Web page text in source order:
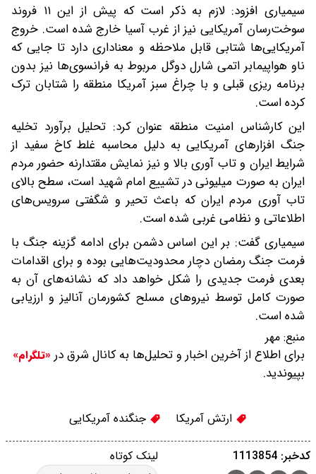
سیمیاری افزود: لازم به ذکر است که پیش از این ۱۱ فروند
سوخت‌رسان آمریکایی نیز از غرب آسیا خارج شده است. خروج
آمریکایی‌ها شتابی قابل ملاحظه و معناداری دارد تا جایی که
ناو هواپیمابر اتمی شارل دوگل مربوط به فرانسوی‌ها نیز بدون
برنامه ریزی قبلی و با چراغ سبز آمریکا منطقه را شتابان ترک
کرده است.
این کارشناس امنیت منطقه عنوان کرد: تحلیل برآورد تخلیه
جنگ افزارهای آمریکایی به دلیل محاسبه غلط کاخ سفید از
شرایط ایران و تاب آوری بالا و نیز نمایش مقتدارنه حضور مردم
ایران به صورت میلیونی در تشییع امام شهید است، سطح بالای
تاب آوری مردم ایران که باعث تحیر و شگفتی سرویس‌های
اطلاعاتی و نظامی غربی شده است.
سیمیاری گفت: بر این اساس دشمن برای ادامه گزینه جنگ با
فرمت جنگ رمضان دچار محدودیت‌هایی بوده و برای اقدامات
بعدی فرمت جدیدی را شکل خواهد داد که نشانه‌های آن به
صورت کامل توسط نیروهای مسلح کشورمان آنالیز و ارزیابی
شده است.
منبع: مهر
برای اطلاع از آخرین اخبار و تحلیل‌ها به کانال شرق در «تلگرام»
بپیوندید.
ارتش آمریکا جنگنده آمریکایی
لینک کوتاه کدخبر: 1113854